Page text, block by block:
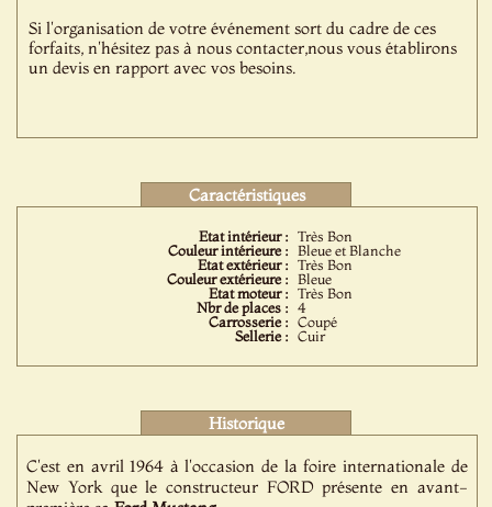
Si l'organisation de votre événement sort du cadre de ces
forfaits, n'hésitez pas à nous contacter,nous vous établirons
un devis en rapport avec vos besoins.
Caractéristiques
Etat intérieur : Très Bon
Couleur intérieure : Bleue et Blanche
Etat extérieur : Très Bon
Couleur extérieure : Bleue
Etat moteur : Très Bon
Nbr de places : 4
Carrosserie : Coupé
Sellerie : Cuir
Historique
C'est en avril 1964 à l'occasion de la foire internationale de
New York que le constructeur FORD présente en avant-